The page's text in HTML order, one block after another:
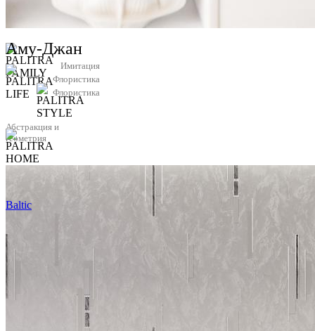
Аму-Джан
Имитация
Флористика
Флористика
Абстракция и
геометрия
Baltic